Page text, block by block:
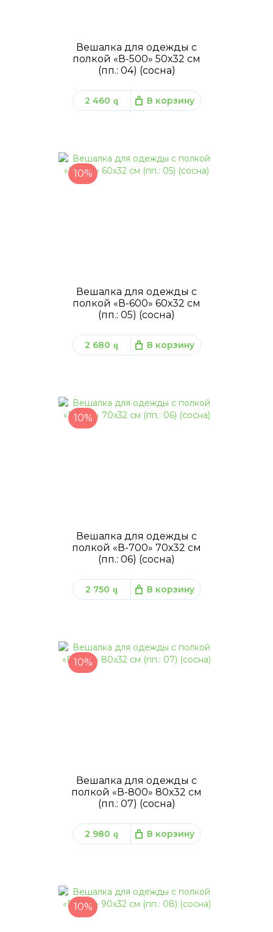
Вешалка для одежды с
полкой «В-500» 50х32 см
(пп.: 04) (сосна)
2 460 q В корзину
10%
Вешалка для одежды с
полкой «В-600» 60х32 см
(пп.: 05) (сосна)
2 680 q В корзину
10%
Вешалка для одежды с
полкой «В-700» 70х32 см
(пп.: 06) (сосна)
2 750 q В корзину
10%
Вешалка для одежды с
полкой «В-800» 80х32 см
(пп.: 07) (сосна)
2 980 q В корзину
10%